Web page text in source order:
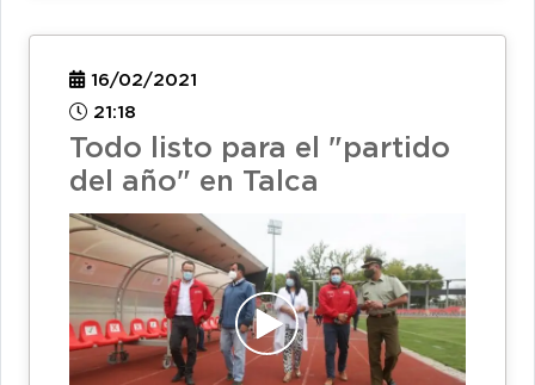
16/02/2021
21:18
Todo listo para el "partido
del año" en Talca